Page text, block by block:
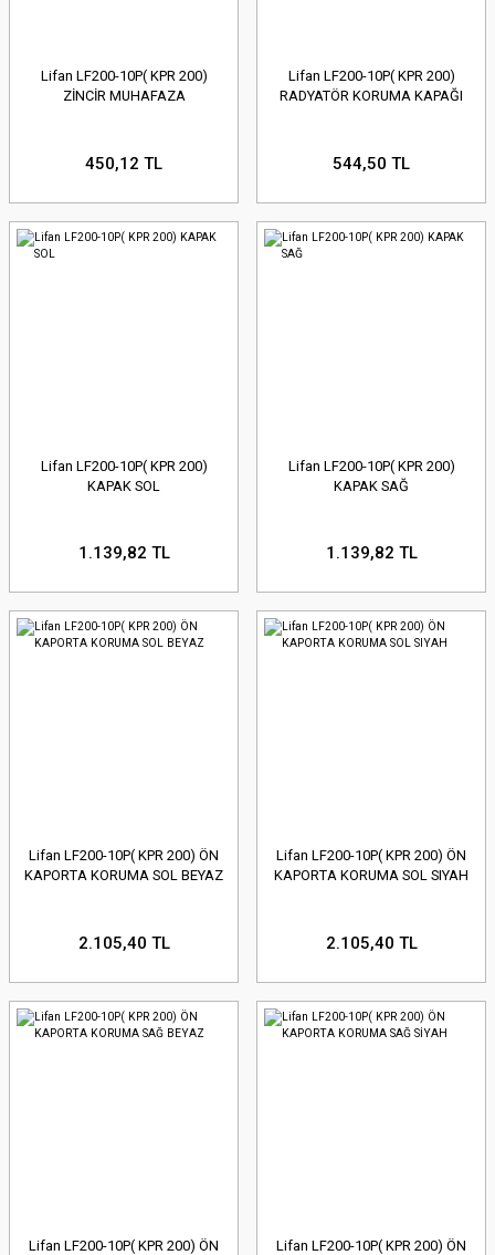
Lifan LF200-10P( KPR 200)
ZİNCİR MUHAFAZA
450,12 TL
Lifan LF200-10P( KPR 200)
RADYATÖR KORUMA KAPAĞI
544,50 TL
Lifan LF200-10P( KPR 200)
KAPAK SOL
1.139,82 TL
Lifan LF200-10P( KPR 200)
KAPAK SAĞ
1.139,82 TL
Lifan LF200-10P( KPR 200) ÖN
KAPORTA KORUMA SOL BEYAZ
2.105,40 TL
Lifan LF200-10P( KPR 200) ÖN
KAPORTA KORUMA SOL SIYAH
2.105,40 TL
Lifan LF200-10P( KPR 200) ÖN
Lifan LF200-10P( KPR 200) ÖN